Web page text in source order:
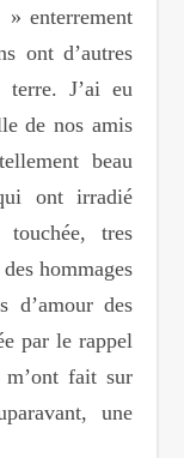
» enterrement
ont d’autres
J’ai eu
de nos amis
beau
ont irradié
tres
hommages
d’amour des
par le rappel
fait sur
une